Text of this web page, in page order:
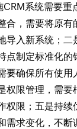
系统需要重
合，需要将原有
导入新系统；二
点制定标准化的
要确保所有使用
权限管理，需要
权限；五是持续
需求变化，不断